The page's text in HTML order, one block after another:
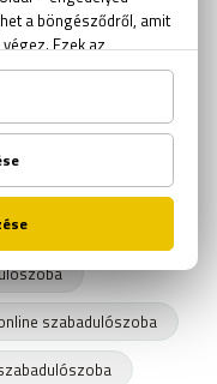
kérdés
csapda
Csíkszentmihályi Mihály
tűz
szabadulószoba